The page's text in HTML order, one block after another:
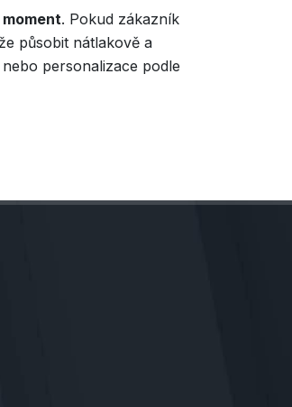
. Pokud zákazník
působit nátlakově a
personalizace podle